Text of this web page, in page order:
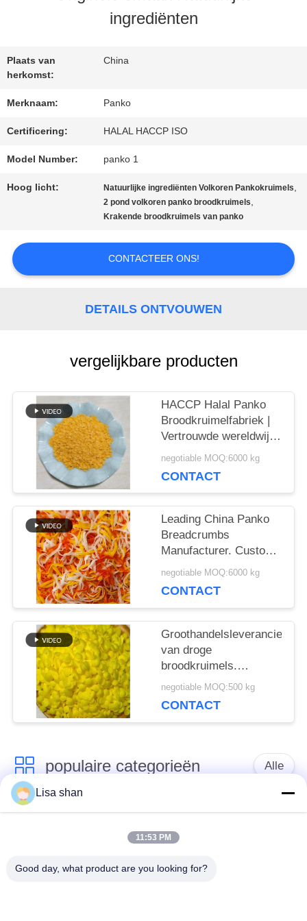
CONTACT
MET
ONS
OP
GEVALLEN
SITEMAP
PRIVACYBELEID
ingrediënten
Plaats van
herkomst:
China
Merknaam: Panko
Certificering: HALAL HACCP ISO
Model Number: panko 1
Hoog licht: Natuurlijke ingrediënten Volkoren Pankokruimels,
2 pond volkoren panko broodkruimels,
Krakende broodkruimels van panko
CONTACTEER ONS!
DETAILS ONTVOUWEN
vergelijkbare producten
HACCP Halal Panko
Broodkruimelfabriek |
Vertrouwde wereldwijde
exportpartner
negotiable MOQ:6000 kg
CONTACT
Leading China Panko
Breadcrumbs
Manufacturer. Custom
Packaging & OEM
negotiable MOQ:6000 kg
CONTACT
Groothandelsleverancier
van droge
broodkruimels.
Ondersteun private
negotiable MOQ:500 kg
CONTACT
populaire categorieën Alle
Japanse
broodcrumbs
Gehele het
Lisa shan
11:53 PM
Good day, what product are you looking for?